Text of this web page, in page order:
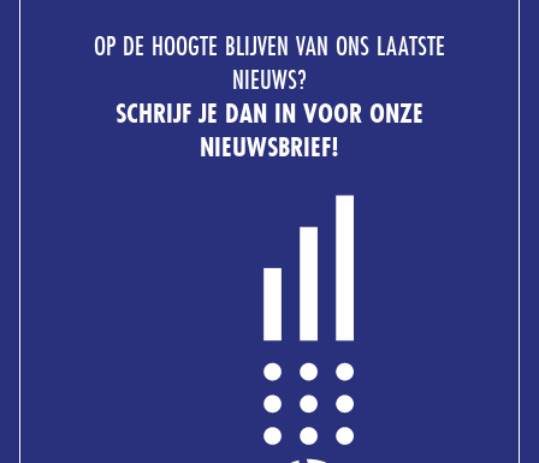
OP DE HOOGTE BLIJVEN VAN ONS LAATSTE
NIEUWS?
SCHRIJF JE DAN IN VOOR ONZE
NIEUWSBRIEF!